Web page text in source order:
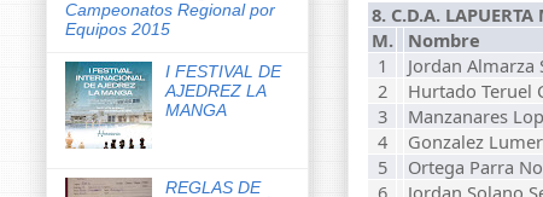
8. C.D.A.
M.
Nombre
1
Jordan Almarza
2
Hurtado Teruel
3
Manzanares
4
Gonzalez
5
Ortega Parra
6
Jordan Solano
Campeonatos Regional por
Equipos 2015
I FESTIVAL DE
AJEDREZ LA
MANGA
REGLAS DE